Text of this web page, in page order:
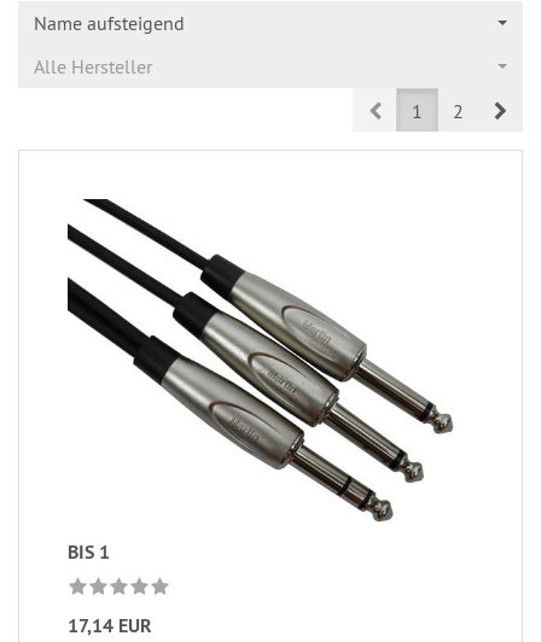
Name aufsteigend
Alle Hersteller
Prev1 2
BIS 1
17,14 EUR